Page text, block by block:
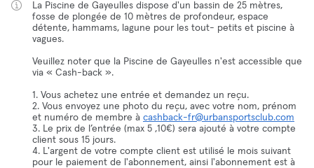
La Piscine de Gayeulles dispose d'un bassin de 25 mètres,
fosse de plongée de 10 mètres de profondeur, espace
détente, hammams, lagune pour les tout- petits et piscine à
vagues.
Veuillez noter que la Piscine de Gayeulles n'est accessible que
via « Cash-back ».
1. Vous achetez une entrée et demandez un reçu.
2. Vous envoyez une photo du reçu, avec votre nom, prénom
et numéro de membre à cashback-fr@urbansportsclub.com
3. Le prix de l’entrée (max 5 ,10€) sera ajouté à votre compte
client sous 15 jours.
4. L'argent de votre compte client est utilisé le mois suivant
pour le paiement de l'abonnement, ainsi l'abonnement est à